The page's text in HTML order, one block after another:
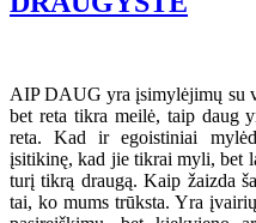
AIP DAUG yra įsimylėjimų su
bet reta tikra meilė, taip daug
reta. Kad ir egoistiniai
įsitikinę, kad jie tikrai myli, bet
turį tikrą draugą. Kaip žaizda
tai, ko mums trūksta. Yra